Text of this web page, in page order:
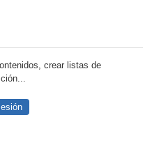
crear listas de